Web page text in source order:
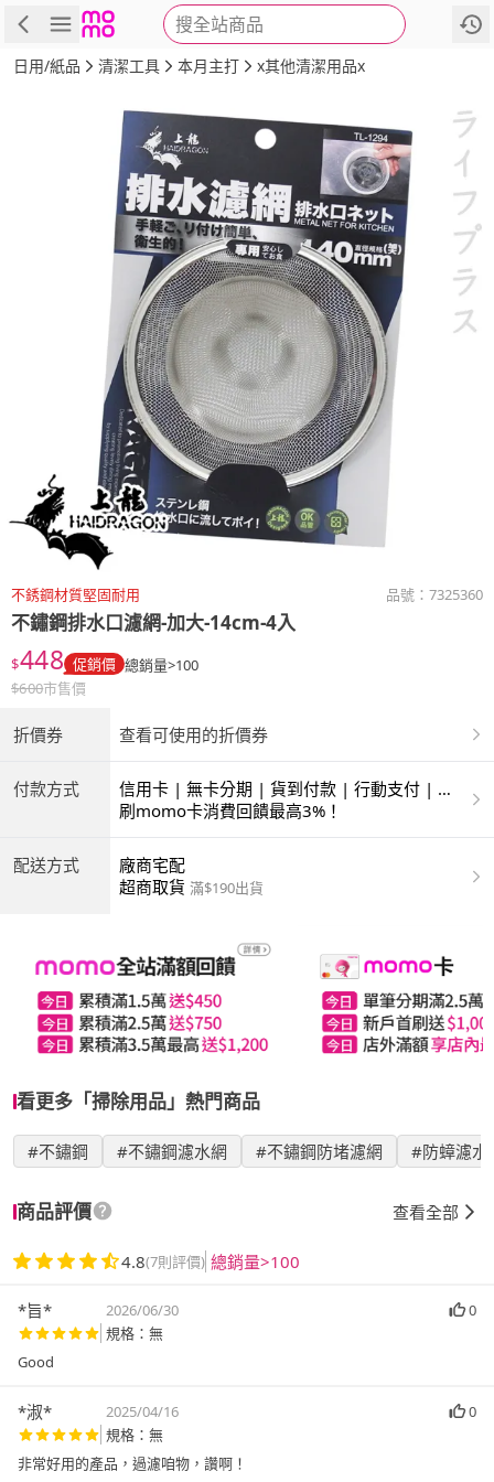
搜全站商品
商品 評價 詳情
日用/紙品 清潔工具 本月主打 x其他清潔用品x
不銹鋼材質堅固耐用 品號： 7325360
不鏽鋼排水口濾網-加大-14cm-4入
$448 促銷價 總銷量>100
$600市售價
折價券 查看可使用的折價券
付款方式
信用卡 | 無卡分期 | 貨到付款 | 行動支付 | 超
商付款 | ATM | 銀聯卡
刷momo卡消費回饋最高3%！
配送方式
廠商宅配
超商取貨 滿$190出貨
看更多「掃除用品」熱門商品
#不鏽鋼 #不鏽鋼濾水網 #不鏽鋼防堵濾網 #防蟑濾水
商品評價 查看全部
4.8(7則評價) 總銷量>100
*旨* 2026/06/30
0
規格：無
Good
*淑* 2025/04/16
0
規格：無
非常好用的產品，過濾咱物，讚啊！